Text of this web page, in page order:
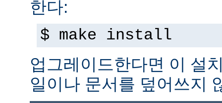
한다:
$ make install
업그레이드한다면 이 설
일이나 문서를 덮어쓰지